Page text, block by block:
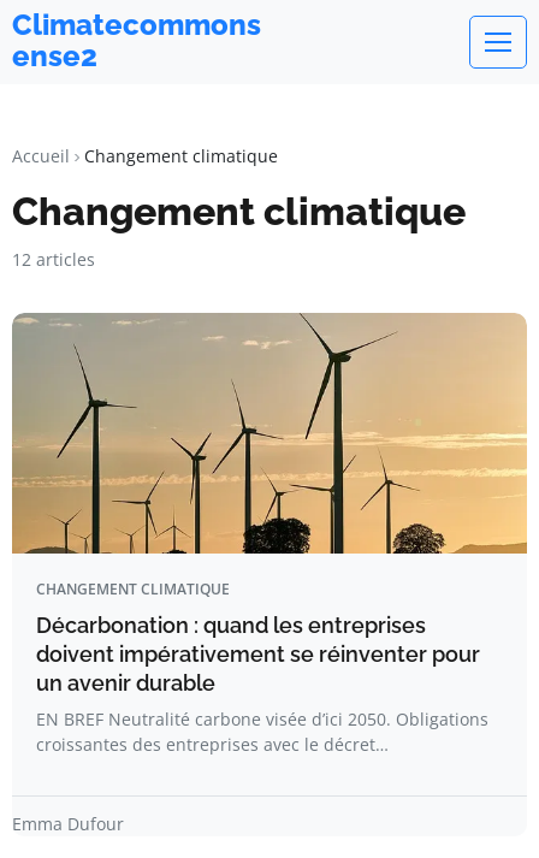
Climatecommons
ense2
Accueil Changement climatique
Changement climatique
12 articles
CHANGEMENT CLIMATIQUE
Décarbonation : quand les entreprises
doivent impérativement se réinventer pour
un avenir durable
EN BREF Neutralité carbone visée d’ici 2050. Obligations
croissantes des entreprises avec le décret…
Emma Dufour